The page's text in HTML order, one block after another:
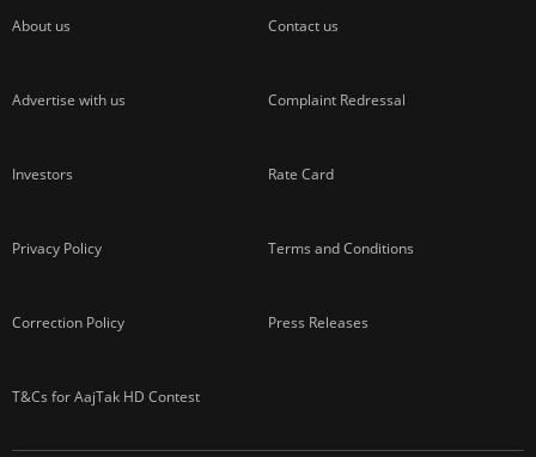
About us Contact us
Advertise with us Complaint Redressal
Investors Rate Card
Privacy Policy Terms and Conditions
Correction Policy Press Releases
T&Cs for AajTak HD Contest